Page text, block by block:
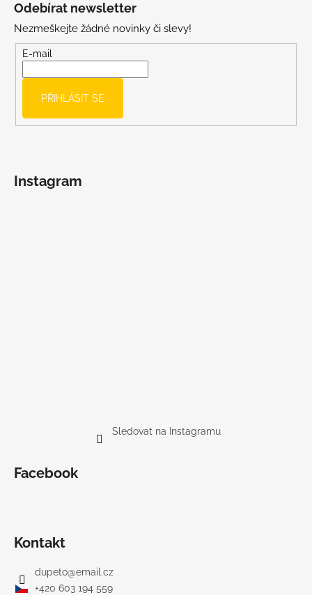
OUŠKY
UV
30
BÍLÝ
395
Kč
Odebírat newsletter
Nezmeškejte žádné novinky či slevy!
E-mail
PŘIHLÁSIT SE
Instagram
Sledovat na Instagramu
Facebook
Kontakt
dupeto@email.cz
+420 603 194 559